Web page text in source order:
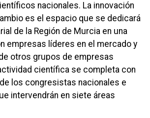
nacionales. La innovación
es el espacio que se dedicará
de la Región de Murcia en una
empresas líderes en el mercado y
otros grupos de empresas
científica se completa con
los congresistas nacionales e
intervendrán en siete áreas